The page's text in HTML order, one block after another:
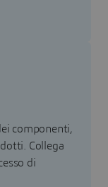
componenti,
Collega
di